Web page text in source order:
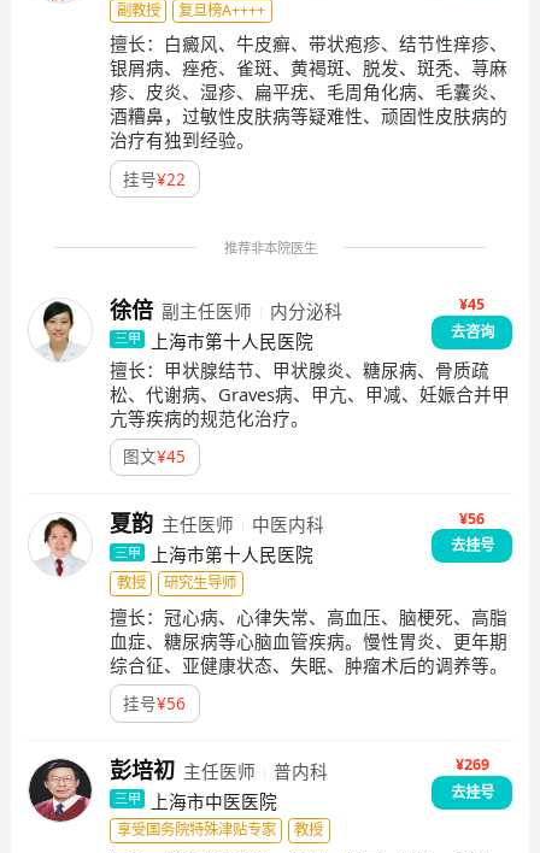
大学内分泌糖尿病研究所”。学科带头人胡仁明教授现任
中华医学会糖尿病分会和上海医学会糖尿病分会微血管
并发症学组组长，他主要致力于糖尿病慢性并发症特别
是微血管并发症的早期诊断和治疗，领衔的糖尿病慢性
并发症亚专科所创造的一整套门诊糖尿病慢性并发症筛
查单元已经在上海市多个社区验证并推广应用。现任主
任李益明教授曾在美国马萨诸塞医学院Memorial医院和
亚专科，主要致力于神经内分泌疾病的诊治，特别是垂
500多例手术和3000多例伽马刀治疗垂体瘤患者的数据
库，联合神经外科开展了下丘脑－垂体疾病的联合门诊
和联合病房，一个国内最大的神经内分泌疾病诊治中心
即将建成。科研情况科室近三年获得国家级18项课题、
省部级课题22项和教育部985及211项目专项经费资助，
总经费达到2000万。发表SCI论文32篇，国家级及省部
级奖项4项。近年来，医院把本学科列入国家重点学科培
改扩建、实验室改造和医疗设备更新中直接投入576
万。2010年内分泌科主持召开了“糖尿病微血管并发症
论坛—暨中国糖尿病学会微血管学组成立大会并亚太糖
尿病微血管病学会筹备大会”以及“中法垂体瘤诊治研讨
会”，将本科的学术影响推广扩大至全国，积极促成国内
外学术交流，获得国内外同行的一致好评。专家团队现
有终身教授1名，资深教授2名，在职教授4名，副教授8
茂华 ，沈稚舟 ，胡仁明 ，李益明， 周丽诺， 王庆华。
副教授
复旦榜A++++
擅长： 白癜风、牛皮癣、带状疱疹、结节性痒疹、
银屑病、痤疮、雀斑、黄褐斑、脱发、斑秃、荨麻
疹、皮炎、湿疹、扁平疣、毛周角化病、毛囊炎、
酒糟鼻，过敏性皮肤病等疑难性、顽固性皮肤病的
治疗有独到经验。
挂号¥22
推荐非本院医生
徐倍 副主任医师 内分泌科
三甲 上海市第十人民医院
¥45
去咨询
擅长： 甲状腺结节、甲状腺炎、糖尿病、骨质疏
松、代谢病、Graves病、甲亢、甲减、妊娠合并甲
亢等疾病的规范化治疗。
图文¥45
夏韵 主任医师 中医内科
三甲 上海市第十人民医院
¥56
去挂号
教授
研究生导师
擅长：冠心病、心律失常、高血压、脑梗死、高脂
血症、糖尿病等心脑血管疾病。慢性胃炎、更年期
综合征、亚健康状态、失眠、肿瘤术后的调养等。
挂号¥56
彭培初 主任医师 普内科
三甲 上海市中医医院
¥269
去挂号
享受国务院特殊津贴专家
教授